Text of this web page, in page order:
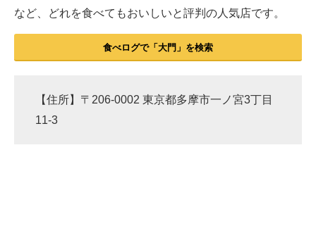
など、どれを食べてもおいしいと評判の人気店です。
食べログで「大門」を検索
【住所】〒206-0002 東京都多摩市一ノ宮3丁目
11-3